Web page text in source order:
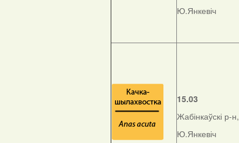
Ю.Янкевіч
15.03
Жабінкаўскі р-н,
Ю.Янкевіч